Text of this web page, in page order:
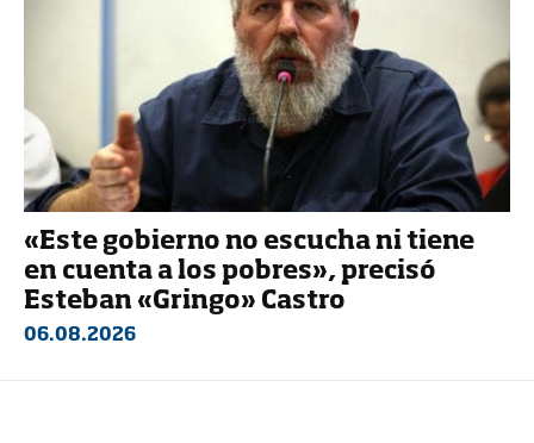
«Este gobierno no escucha ni tiene
en cuenta a los pobres», precisó
Esteban «Gringo» Castro
06.08.2026